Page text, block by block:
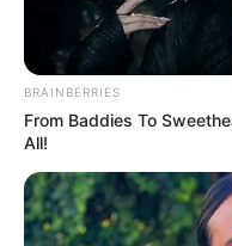
Η κινητοποίηση
άμεση.
Στο σημείο
πεζοπόρα, 11
ελικόπτερο.
BRAINBERRIES
From Baddies To
All!